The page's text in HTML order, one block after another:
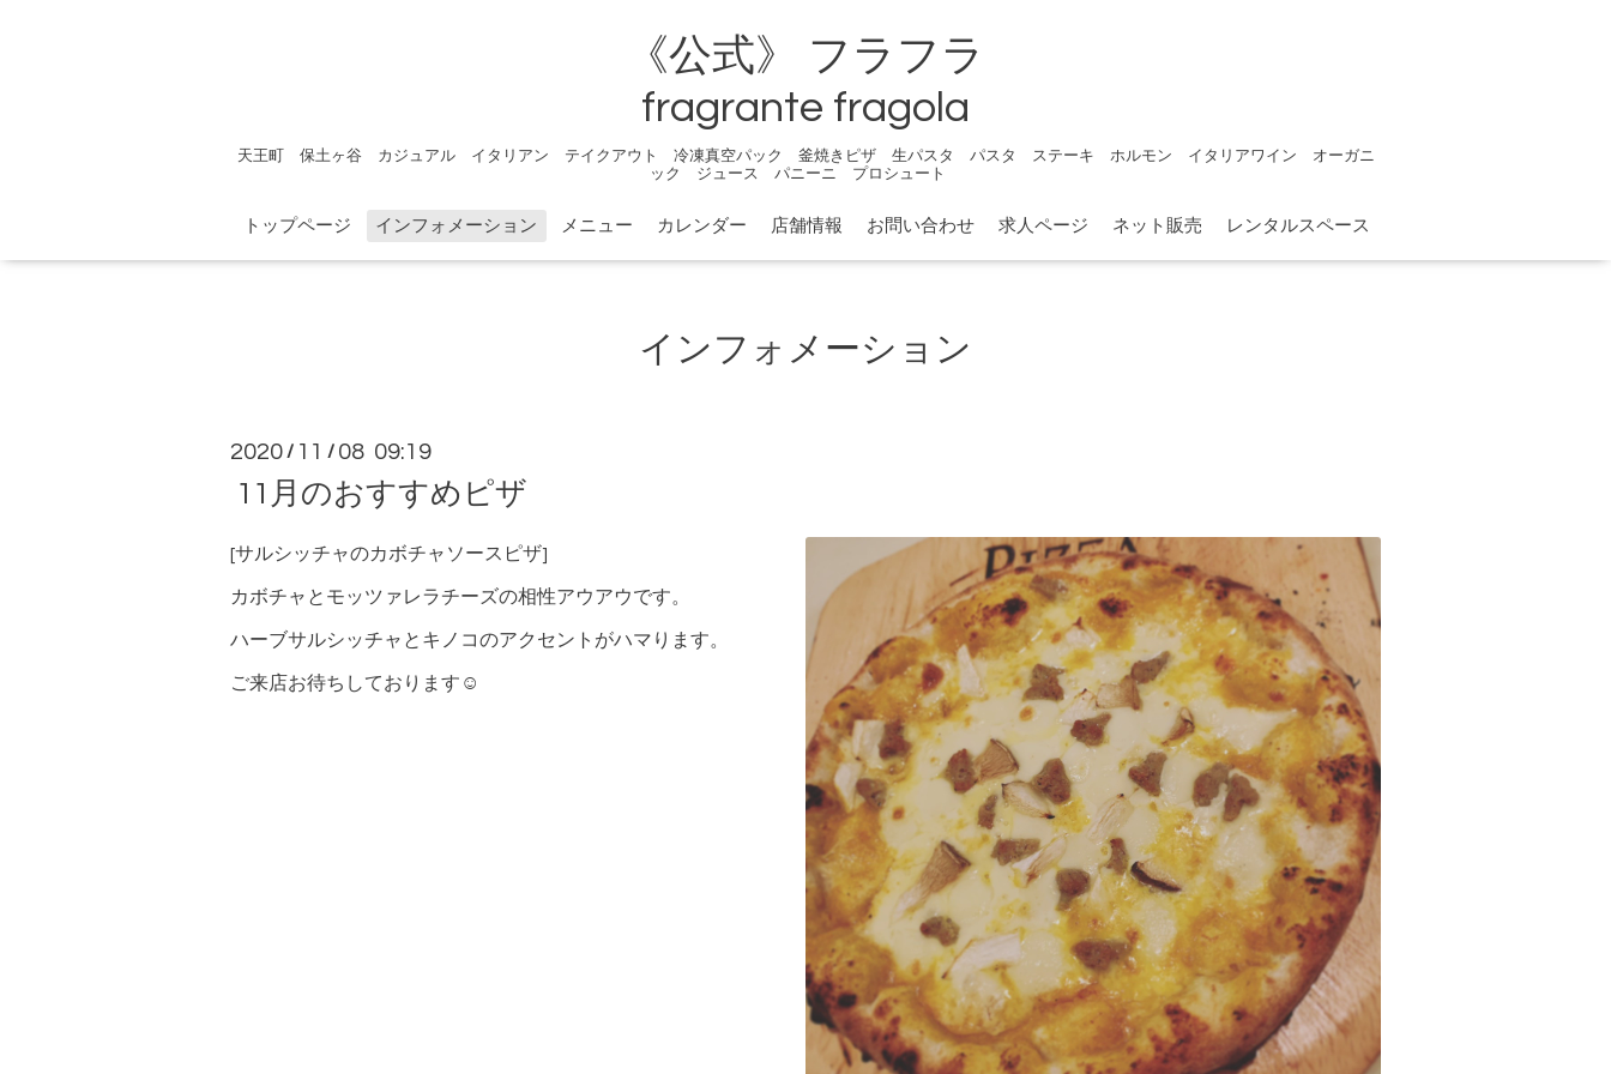
《公式》 フラフラ
fragrante fragola
天王町 保土ヶ谷 カジュアル イタリアン テイクアウト 冷凍真空パック 釜焼きピザ 生パスタ パスタ ステーキ ホルモン イタリアワイン オーガニ
ック ジュース パニーニ プロシュート
トップページ インフォメーション メニュー カレンダー 店舗情報 お問い合わせ 求人ページ ネット販売 レンタルスペース
インフォメーション
2020 / 11 / 08 09:19
11月のおすすめピザ
[サルシッチャのカボチャソースピザ]
カボチャとモッツァレラチーズの相性アウアウです。
ハーブサルシッチャとキノコのアクセントがハマります。
ご来店お待ちしております☺︎